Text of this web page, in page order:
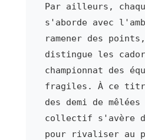
Par ailleurs,
s'aborde avec
ramener des
distingue les
championnat des
fragiles. À ce
des demi de
collectif s'avère
pour rivaliser au